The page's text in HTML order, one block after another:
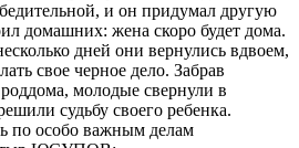
и он придумал другую
домашних: жена скоро будет дома.
дней они вернулись вдвоем,
свое черное дело. Забрав
молодые свернули в
судьбу своего ребенка.
по особо важным делам